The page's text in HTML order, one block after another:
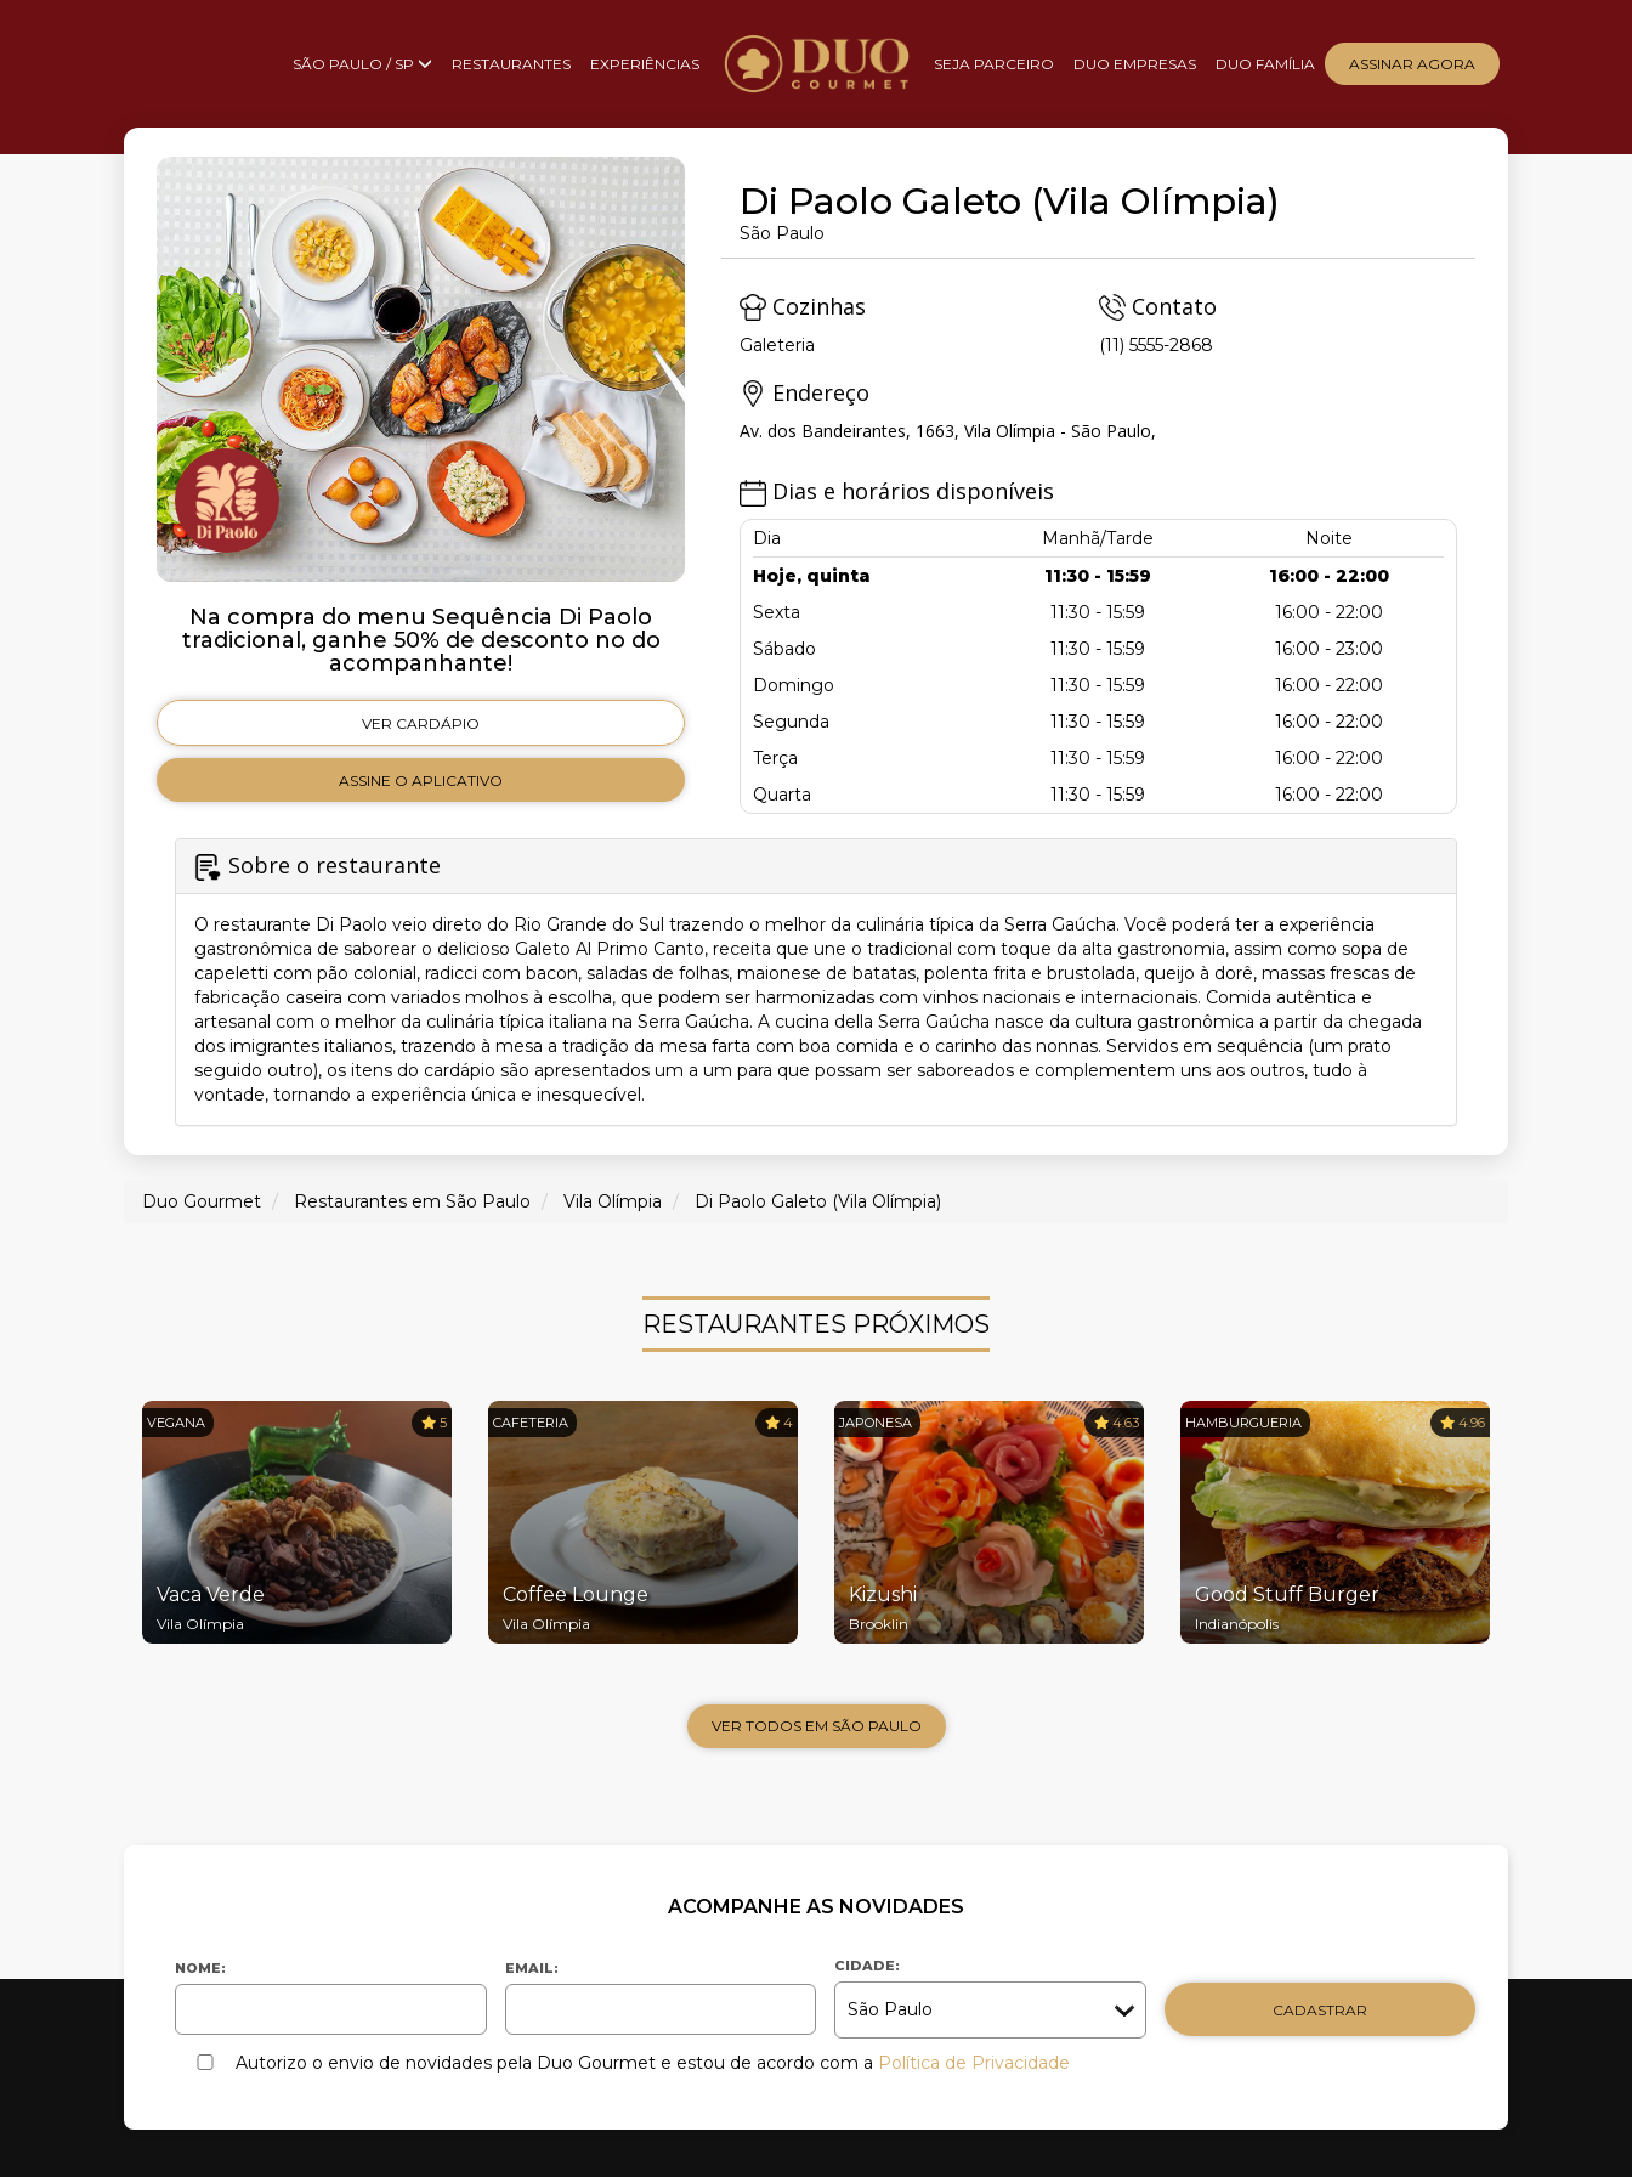
SÃO PAULO / SP RESTAURANTES EXPERIÊNCIAS SEJA PARCEIRO DUO EMPRESAS DUO FAMÍLIA ASSINAR AGORA
Na compra do menu Sequência Di Paolo
tradicional, ganhe 50% de desconto no do
acompanhante!
VER CARDÁPIO
ASSINE O APLICATIVO
Di Paolo Galeto (Vila Olímpia)
São Paulo
Cozinhas
Galeteria
Contato
(11) 5555-2868
Endereço
Av. dos Bandeirantes, 1663, Vila Olímpia - São Paulo,
Dias e horários disponíveis
Dia Manhã/Tarde
Noite
Hoje, quinta
11:30 - 15:59
16:00 - 22:00
Sexta
11:30 - 15:59
16:00 - 22:00
Sábado
11:30 - 15:59
16:00 - 23:00
Domingo
11:30 - 15:59
16:00 - 22:00
Segunda
11:30 - 15:59
16:00 - 22:00
Terça
11:30 - 15:59
16:00 - 22:00
Quarta
11:30 - 15:59 16:00 - 22:00
Sobre o restaurante
O restaurante Di Paolo veio direto do Rio Grande do Sul trazendo o melhor da culinária típica da Serra Gaúcha. Você poderá ter a experiência
gastronômica de saborear o delicioso Galeto Al Primo Canto, receita que une o tradicional com toque da alta gastronomia, assim como sopa de
capeletti com pão colonial, radicci com bacon, saladas de folhas, maionese de batatas, polenta frita e brustolada, queijo à dorê, massas frescas de
fabricação caseira com variados molhos à escolha, que podem ser harmonizadas com vinhos nacionais e internacionais. Comida autêntica e
artesanal com o melhor da culinária típica italiana na Serra Gaúcha. A cucina della Serra Gaúcha nasce da cultura gastronômica a partir da chegada
dos imigrantes italianos, trazendo à mesa a tradição da mesa farta com boa comida e o carinho das nonnas. Servidos em sequência (um prato
seguido outro), os itens do cardápio são apresentados um a um para que possam ser saboreados e complementem uns aos outros, tudo à
vontade, tornando a experiência única e inesquecível.
Duo Gourmet Restaurantes em São Paulo Vila Olímpia Di Paolo Galeto (Vila Olímpia)
RESTAURANTES PRÓXIMOS
VEGANA 5
Vaca Verde
Vila Olímpia
CAFETERIA 4
Coffee Lounge
Vila Olímpia
JAPONESA 4.63
Kizushi
Brooklin
HAMBURGUERIA 4.96
Good Stuff Burger
Indianópolis
VER TODOS EM SÃO PAULO
ACOMPANHE AS NOVIDADES
NOME: EMAIL: CIDADE:
CADASTRAR
Autorizo o envio de novidades pela Duo Gourmet e estou de acordo com a Política de Privacidade